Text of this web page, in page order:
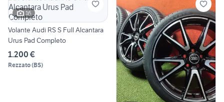
16
Volante Audi RS S Full Alcantara
Urus Pad Completo
1.200 €
Rezzato(BS)